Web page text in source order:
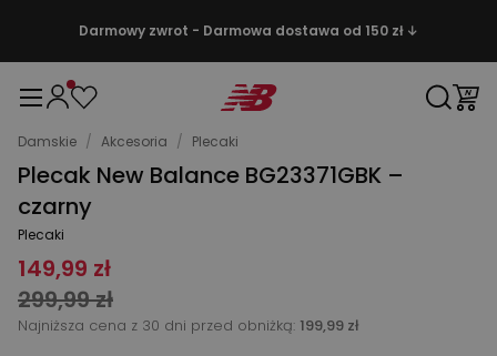
Darmowy zwrot - Darmowa dostawa od 150 zł ↓
Damskie / Akcesoria / Plecaki
Plecak New Balance BG23371GBK –
czarny
Plecaki
149,99 zł
299,99 zł
Najniższa cena z 30 dni przed obniżką: 199,99 zł